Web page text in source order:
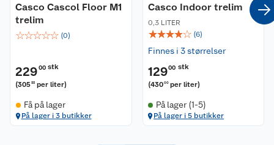
Casco Cascol Floor M1
trelim
☆☆☆☆☆ (0)
22900 stk
(30533 per liter)
Få på lager
På lager i 3 butikker
Casco Indoor trelim
0,3 LITER
☆☆☆☆☆ (6)
Finnes i 3 størrelser
12900 stk
(430 00 per liter)
På lager (1-5)
På lager i 5 butikker
Coop kjeder
Ledige stillinger
Bærekraft
Samvirkelag
Betalingsalternativer
Leveringsalternativer
Pakkesporing
Kjøpsvilkår
Åpent kjøp
Coop medlem
Klikk og hent
Festdrakter til hele familien
Hagemøbler og utemøbler